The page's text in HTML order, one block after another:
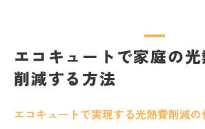
エコキュートで家庭の
削減する方法
エコキュートで実現する光熱費削減の